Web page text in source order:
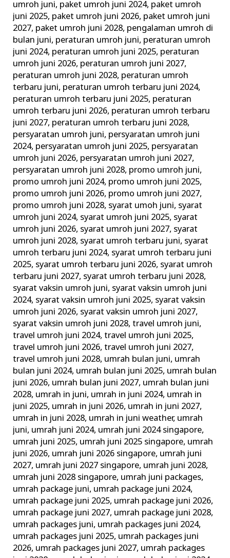
umroh juni, paket umroh juni 2024, paket umroh
juni 2025, paket umroh juni 2026, paket umroh juni
2027, paket umroh juni 2028, pengalaman umroh di
bulan juni, peraturan umroh juni, peraturan umroh
juni 2024, peraturan umroh juni 2025, peraturan
umroh juni 2026, peraturan umroh juni 2027,
peraturan umroh juni 2028, peraturan umroh
terbaru juni, peraturan umroh terbaru juni 2024,
peraturan umroh terbaru juni 2025, peraturan
umroh terbaru juni 2026, peraturan umroh terbaru
juni 2027, peraturan umroh terbaru juni 2028,
persyaratan umroh juni, persyaratan umroh juni
2024, persyaratan umroh juni 2025, persyaratan
umroh juni 2026, persyaratan umroh juni 2027,
persyaratan umroh juni 2028, promo umroh juni,
promo umroh juni 2024, promo umroh juni 2025,
promo umroh juni 2026, promo umroh juni 2027,
promo umroh juni 2028, syarat umoh juni, syarat
umroh juni 2024, syarat umroh juni 2025, syarat
umroh juni 2026, syarat umroh juni 2027, syarat
umroh juni 2028, syarat umroh terbaru juni, syarat
umroh terbaru juni 2024, syarat umroh terbaru juni
2025, syarat umroh terbaru juni 2026, syarat umroh
terbaru juni 2027, syarat umroh terbaru juni 2028,
syarat vaksin umroh juni, syarat vaksin umroh juni
2024, syarat vaksin umroh juni 2025, syarat vaksin
umroh juni 2026, syarat vaksin umroh juni 2027,
syarat vaksin umroh juni 2028,travel umroh juni,
travel umroh juni 2024,travel umroh juni 2025,
travel umroh juni 2026,travel umroh juni 2027,
travel umroh juni 2028, umrah bulan juni, umrah
bulan juni 2024, umrah bulan juni 2025, umrah bulan
juni 2026, umrah bulan juni 2027, umrah bulan juni
2028, umrah in juni, umrah in juni 2024, umrah in
juni 2025, umrah in juni 2026, umrah in juni 2027,
umrah in juni 2028, umrah in juni weather, umrah
juni, umrah juni 2024, umrah juni 2024 singapore,
umrah juni 2025, umrah juni 2025 singapore, umrah
juni 2026, umrah juni 2026 singapore, umrah juni
2027, umrah juni 2027 singapore, umrah juni 2028,
umrah juni 2028 singapore, umrah juni packages,
umrah package juni, umrah package juni 2024,
umrah package juni 2025, umrah package juni 2026,
umrah package juni 2027, umrah package juni 2028,
umrah packages juni, umrah packages juni 2024,
umrah packages juni 2025, umrah packages juni
2026, umrah packages juni 2027, umrah packages